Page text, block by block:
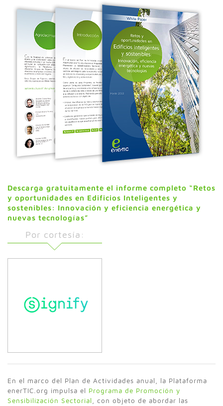
Descarga gratuitamente el informe completo “Retos
y oportunidades en Edificios Inteligentes y
sostenibles: Innovación y eficiencia energética y
nuevas tecnologías”
Por cortesía:
En el marco del Plan de Actividades anual, la Plataforma
enerTIC.org impulsa el Programa de Promoción y
Sensibilización Sectorial
, con objeto de abordar las